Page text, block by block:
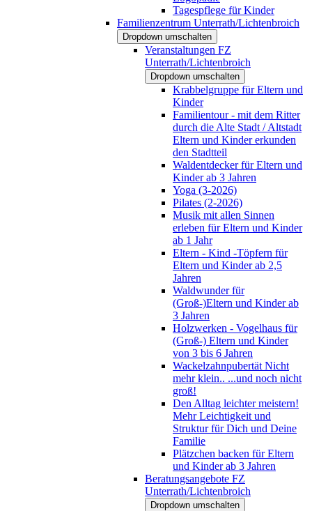
Tagespflege für Kinder
Familienzentrum Unterrath/Lichtenbroich
Dropdown umschalten
Veranstaltungen FZ
Unterrath/Lichtenbroich
Dropdown umschalten
Krabbelgruppe für Eltern und
Kinder
Familientour - mit dem Ritter
durch die Alte Stadt / Altstadt
Eltern und Kinder erkunden
den Stadtteil
Waldentdecker für Eltern und
Kinder ab 3 Jahren
Yoga (3-2026)
Pilates (2-2026)
Musik mit allen Sinnen
erleben für Eltern und Kinder
ab 1 Jahr
Eltern - Kind -Töpfern für
Eltern und Kinder ab 2,5
Jahren
Waldwunder für
(Groß-)Eltern und Kinder ab
3 Jahren
Holzwerken - Vogelhaus für
(Groß-) Eltern und Kinder
von 3 bis 6 Jahren
Wackelzahnpubertät Nicht
mehr klein.. ...und noch nicht
groß!
Den Alltag leichter meistern!
Mehr Leichtigkeit und
Struktur für Dich und Deine
Familie
Plätzchen backen für Eltern
und Kinder ab 3 Jahren
Beratungsangebote FZ
Unterrath/Lichtenbroich
Dropdown umschalten